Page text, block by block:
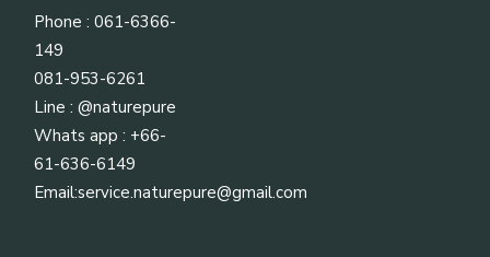
Phone : 061-6366-
149
081-953-6261
Line : @naturepure
Whats app : +66-
61-636-6149
Email:service.naturepure@gmail.com